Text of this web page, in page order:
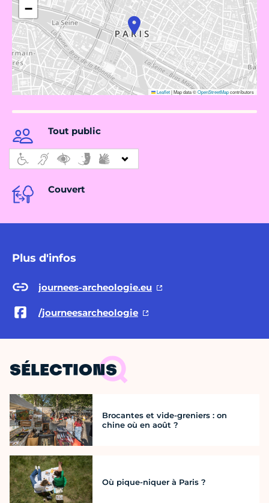
−
Leaflet|Map data ©OpenStreetMapcontributors
Tout public
Couvert
Plus d'infos
journees-archeologie.eu
/journeesarcheologie
SÉLECTIONS
Brocantes et vide-greniers : on
chine où en août ?
Où pique-niquer à Paris ?